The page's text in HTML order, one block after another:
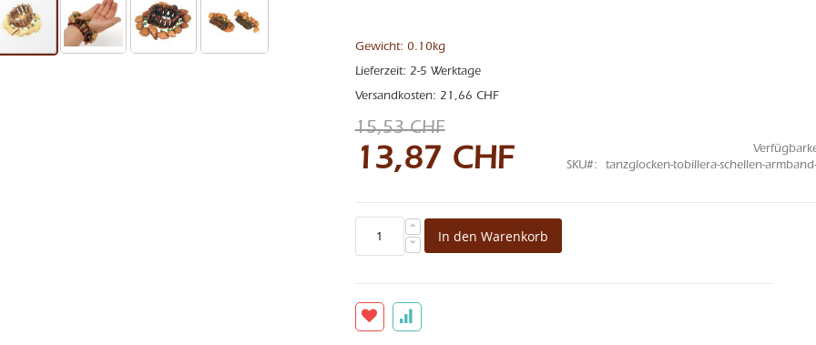
Gewicht: 0.10kg
Lieferzeit: 2-5 Werktage
Versandkosten: 21,66 CHF
15,53 CHF
Sonderangebot
13,87 CHF
SKU
tanzglocken-tobillera-schellen-
In den Warenkorb